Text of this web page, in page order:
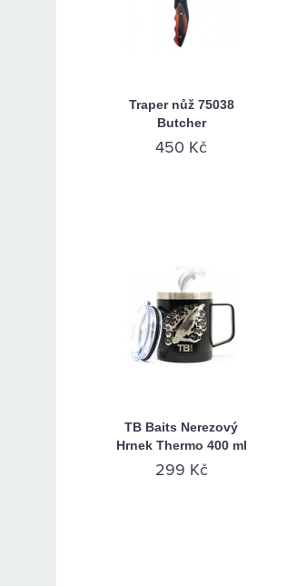
Traper nůž 75038
Butcher
450 Kč
TB Baits Nerezový
Hrnek Thermo 400 ml
299 Kč